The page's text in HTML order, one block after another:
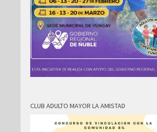
CLUB ADULTO MAYOR LA AMISTAD